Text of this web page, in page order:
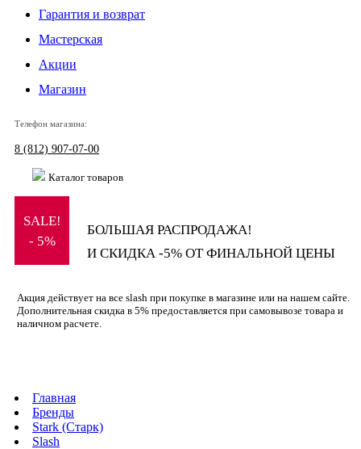
Гарантия и возврат
Мастерская
Акции
Магазин
Телефон магазина:
8 (812) 907-07-00
Каталог товаров
SALE!
- 5%
БОЛЬШАЯ РАСПРОДАЖА!
И СКИДКА -5% ОТ ФИНАЛЬНОЙ ЦЕНЫ
Акция действует на все slash при покупке в магазине или на нашем сайте.
Дополнительная скидка в 5% предоставляется при самовывозе товара и
наличном расчете.
Главная
Бренды
Stark (Старк)
Slash